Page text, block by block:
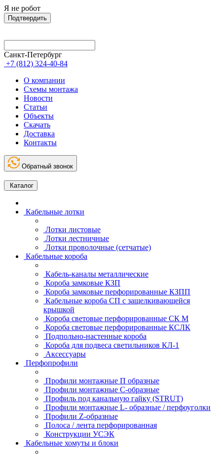
Я не робот
Подтвердить
Санкт-Петербург
+7 (812) 324-40-84
О компании
Схемы монтажа
Новости
Статьи
Объекты
Скачать
Доставка
Контакты
Обратный звонок
Каталог
Кабельные лотки
Лотки листовые
Лотки лестничные
Лотки проволочные (сетчатые)
Кабельные короба
Кабель-каналы металлические
Короба замковые КЗП
Короба замковые перфорированные КЗПП
Кабельные короба СП с защелкивающейся
крышкой
Короба световые перфорированные СК М
Короба световые перфорированные КСЛК
Подпольно-настенные короба
Короба для подвеса светильников КЛ-1
Аксессуары
Перфопрофили
Профили монтажные П образные
Профили монтажные C-образные
Профиль под канальную гайку (STRUT)
Профили монтажные L- образные / перфоуголки
Профили Z-образные
Полоса / лента перфорированная
Конструкции УСЭК
Кабельные хомуты и блоки